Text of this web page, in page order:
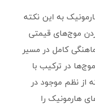
به این نکته
موج‌های قیمتی
کامل در مسیر
در ترکیب با
از نظم موجود در
هارمونیک را